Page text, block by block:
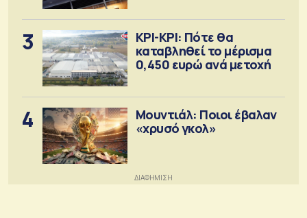
3
ΚΡΙ-ΚΡΙ: Πότε θα
καταβληθεί το μέρισμα
0,450 ευρώ ανά μετοχή
4
Μουντιάλ: Ποιοι έβαλαν
«χρυσό γκολ»